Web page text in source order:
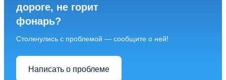
дороге, не горит
фонарь?
Столкнулись с проблемой — сообщите о ней!
Написать о проблеме